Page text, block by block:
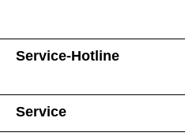
Service-Hotline
Service